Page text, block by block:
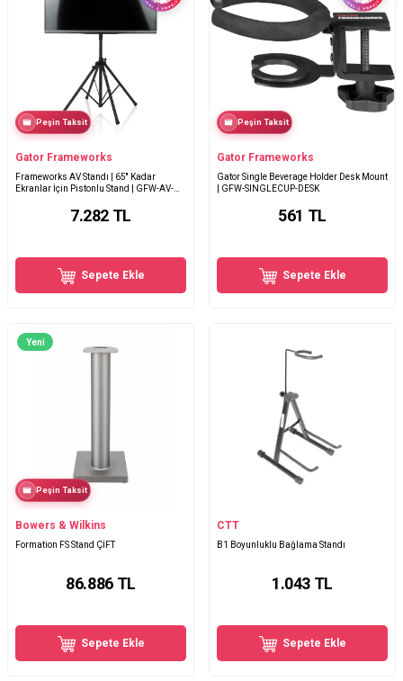
Peşin Taksit
Gator Frameworks
Frameworks AV Standı | 65'' Kadar
Ekranlar İçin Pistonlu Stand | GFW-AV-
7.282 TL
Sepete Ekle
Peşin Taksit
Gator Frameworks
Gator Single Beverage Holder Desk Mount
| GFW-SINGLECUP-DESK
561 TL
Sepete Ekle
Yeni
Peşin Taksit
Bowers & Wilkins
Formation FS Stand ÇİFT
86.886TL
Sepete Ekle
CTT
B1 Boyunluklu Bağlama Standı
1.043 TL
Sepete Ekle